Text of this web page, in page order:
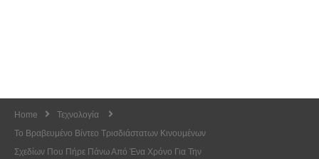
Home
Τεχνολογία
Το Βραβευμένο Βίντεο Τρισδιάστατων Κινουμένων
Σχεδίων Που Πήρε Πάνω Από Ένα Χρόνο Για Την